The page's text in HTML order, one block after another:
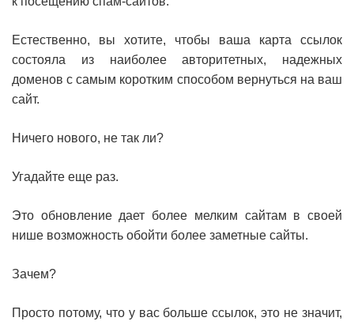
Естественно, вы хотите, чтобы ваша карта ссылок
состояла из наиболее авторитетных, надежных
доменов с самым коротким способом вернуться на ваш
сайт.
Ничего нового, не так ли?
Угадайте еще раз.
Это обновление дает более мелким сайтам в своей
нише возможность обойти более заметные сайты.
Зачем?
Просто потому, что у вас больше ссылок, это не значит,